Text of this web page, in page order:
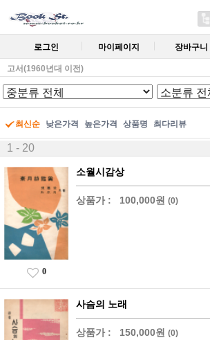
로그인 마이페이지 장바구니
고서(1960년대 이전)
최신순 낮은가격 높은가격 상품명 최다리뷰
1 - 20
소월시감상
상품가 : 100,000원 (0)
0
사슴의 노래
상품가 : 150,000원 (0)